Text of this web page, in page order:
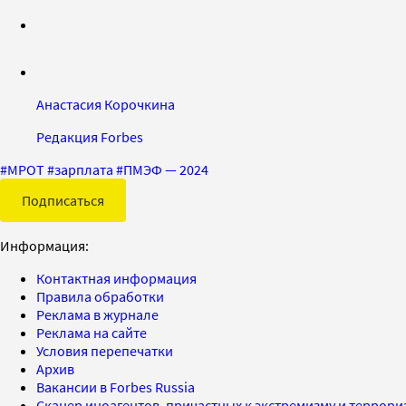
Анастасия Корочкина
Редакция Forbes
#МРОТ#зарплата #ПМЭФ — 2024
Подписаться
Информация:
Контактная информация
Правила обработки
Реклама в журнале
Реклама на сайте
Условия перепечатки
Архив
Вакансии в Forbes Russia